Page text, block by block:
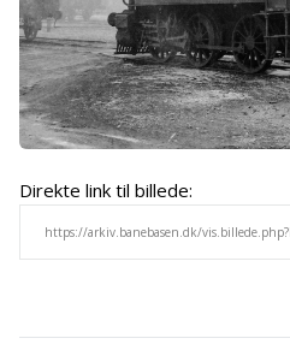
Direkte link til billede: